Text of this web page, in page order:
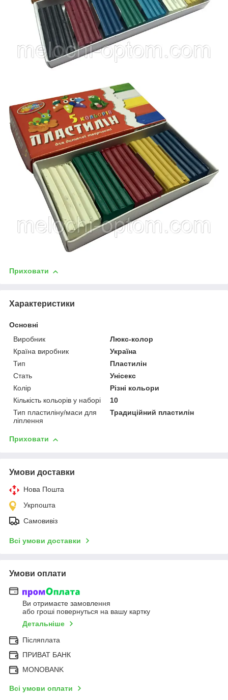
Приховати
Характеристики
Основні
Виробник
Люкс-колор
Країна виробник
Україна
Тип
Пластилін
Стать
Унісекс
Колір
Різні кольори
Кількість кольорів у наборі
10
Тип пластиліну/маси для
ліплення
Традиційний пластилін
Приховати
Умови доставки
Нова Пошта
Укрпошта
Самовивіз
Всі умови доставки
Умови оплати
Ви отримаєте замовлення
або гроші повернуться на вашу картку
Детальніше
Післяплата
ПРИВАТ БАНК
MONOBANK
Всі умови оплати